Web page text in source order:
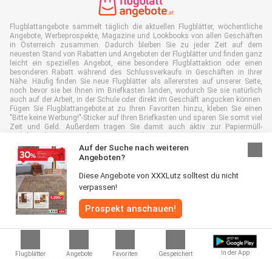
Flugblätter Angebote Favoriten Gespeichert In der App
Auf der Suche nach weiteren
Angeboten?
Diese Angebote von XXXLutz solltest du nicht
verpassen!
Prospekt anschauen!
Flugblattangebote sammelt täglich die aktuellen Flugblätter, wöchentliche
Angebote, Werbeprospekte, Magazine und Lookbooks von allen Geschäften
in Österreich zusammen. Dadurch bleiben Sie zu jeder Zeit auf dem
neuesten Stand von Rabatten und Angeboten der Flugblätter und finden ganz
leicht ein spezielles Angebot, eine besondere Flugblattaktion oder einen
besonderen Rabatt während des Schlussverkaufs in Geschäften in Ihrer
Nähe. Häufig finden Sie neue Flugblätter als allererstes auf unserer Seite,
noch bevor sie bei Ihnen im Briefkasten landen, wodurch Sie sie natürlich
auch auf der Arbeit, in der Schule oder direkt im Geschäft angucken können.
Fügen Sie Flugblattangebote.at zu Ihren Favoriten hinzu, kleben Sie einen
"Bitte keine Werbung!"-Sticker auf Ihren Briefkasten und sparen Sie somit viel
Zeit und Geld. Außerdem tragen Sie damit auch aktiv zur Papiermüll-
Reduktion bei, was gut für unsere Umwelt ist.
Alle Rechte vorbehalten © Flugblattangebote.at 2026 |
|Allgemeine Geschäftsbedingungen|Datenschutzerklärung
Richtlinie